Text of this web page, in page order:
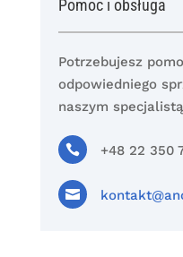
Pomoc i obsługa
Potrzebujesz
odpowiedniego
naszym
 +48 22 350
